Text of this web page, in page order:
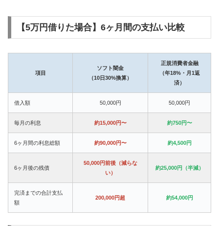
【5万円借りた場合】6ヶ月間の支払い比較
項目
ソフト闇金
（10日30%換算）
正規消費者金融
（年18%・月1返
済）
借入額 50,000円 50,000円
毎月の利息 約15,000円〜 約750円〜
6ヶ月間の利息総額 約90,000円〜 約4,500円
6ヶ月後の残債
50,000円前後（減らな
い）
約25,000円（半減）
完済までの合計支払
額
200,000円超 約54,000円